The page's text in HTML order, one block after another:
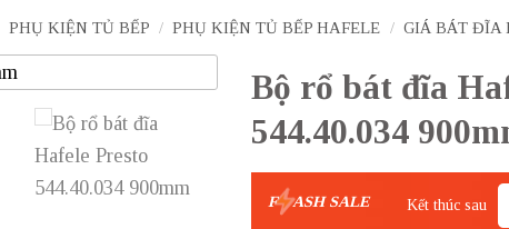
PHỤ KIỆN TỦ BẾP / PHỤ KIỆN TỦ BẾP HAFELE / GIÁ BÁT ĐĨA
Bộ rổ bát đĩa
544.40.034
F ASH SALE Kết thúc sau